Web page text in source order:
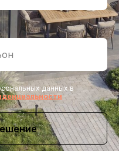
данных в